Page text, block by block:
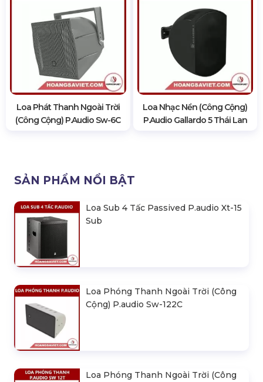
Loa Phát Thanh Ngoài Trời
(Công Cộng) P.audio Sw-6C
Loa Nhạc Nền (Công Cộng)
P.audio Gallardo 5 Thái Lan
SẢN PHẨM NỔI BẬT
Loa Sub 4 Tấc Passived P.audio Xt-15
Sub
Loa Phóng Thanh Ngoài Trời (Công
Cộng) P.audio Sw-122C
Loa Phóng Thanh Ngoài Trời (Công